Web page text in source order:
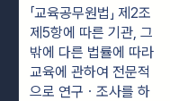
「교육공무원법」 제2조
제5항에 따른 기관, 그
밖에 다른 법률에 따라
교육에 관하여 전문적
으로 연구ㆍ조사를 하